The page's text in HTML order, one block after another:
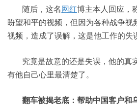
随后，这名网红博主本人回应，
盼望和平的视频，但因为各种战争视
视频，造成了误解，这是他工作的失
究竟是故意的还是失误，他的真
有他自己心里最清楚了。
翻车被揭老底：帮助中国客户和